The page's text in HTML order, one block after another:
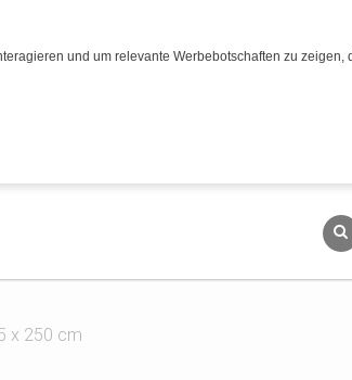
und um relevante Werbebotschaften zu zeigen,
x 250 cm